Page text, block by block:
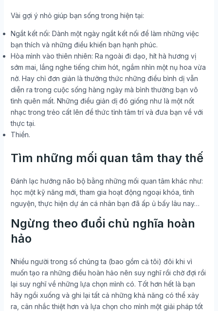
Vài gợi ý nhỏ giúp bạn sống trong hiện tại:
Ngắt kết nối: Dành một ngày ngắt kết nối để làm những việc
bạn thích và những điều khiến bạn hạnh phúc.
Hòa mình vào thiên nhiên: Ra ngoài đi dạo, hít hà hương vị
sớm mai, lắng nghe tiếng chim hót, ngắm nhìn một nụ hoa vừa
nở. Hay chỉ đơn giản là thưởng thức những điều bình dị vẫn
diễn ra trong cuộc sống hàng ngày mà bình thường bạn vô
tình quên mất. Những điều giản dị đó giống như là một nốt
nhạc trong trẻo cất lên để thức tỉnh tâm trí và đưa bạn về với
thực tại.
Thiền.
Tìm những mối quan tâm thay thế
Đánh lạc hướng não bộ bằng những mối quan tâm khác như:
học một kỹ năng mới, tham gia hoạt động ngoại khóa, tình
nguyện, thực hiện dự án cá nhân bạn đã ấp ủ bấy lâu nay…
Ngừng theo đuổi chủ nghĩa hoàn
hảo
Nhiều người trong số chúng ta (bao gồm cả tôi) đôi khi vì
muốn tạo ra những điều hoàn hảo nên suy nghĩ rồi chờ đợi rồi
lại suy nghĩ về những lựa chọn mình có. Tốt hơn hết là bạn
hãy ngồi xuống và ghi lại tất cả những khả năng có thể xảy
ra, cân nhắc thiệt hơn và lựa chọn cho mình một giải pháp tốt